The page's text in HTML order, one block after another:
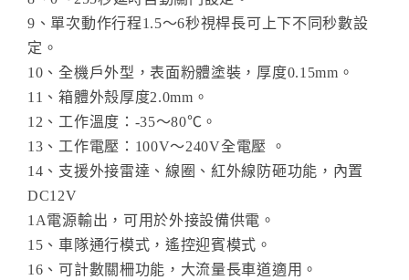
9、單次動作行程1.5～6秒視桿長可上下不同秒數設
定。
10、全機戶外型，表面粉體塗裝，厚度0.15mm。
11、箱體外殼厚度2.0mm。
12、工作溫度：-35～80℃。
13、工作電壓：100V～240V全電壓 。
14、支援外接雷達、線圈、紅外線防砸功能，內置
DC12V
1A電源輸出，可用於外接設備供電。
15、車隊通行模式，遙控迎賓模式。
16、可計數關柵功能，大流量長車道適用。